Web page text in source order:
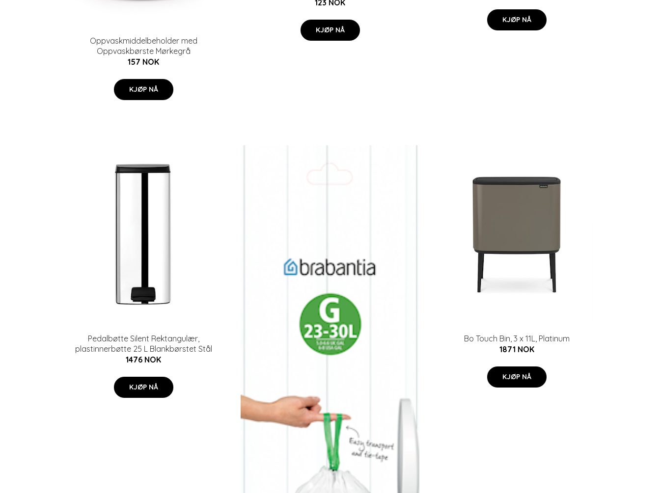
Oppvaskmiddelbeholder med
Oppvaskbørste Mørkegrå
157 NOK
KJØP NÅ
123 NOK
KJØP NÅ
KJØP NÅ
Pedalbøtte Silent Rektangulær,
plastinnerbøtte 25 L Blankbørstet Stål
1476 NOK
KJØP NÅ
Bo Touch Bin, 3 x 11L, Platinum
1871 NOK
KJØP NÅ